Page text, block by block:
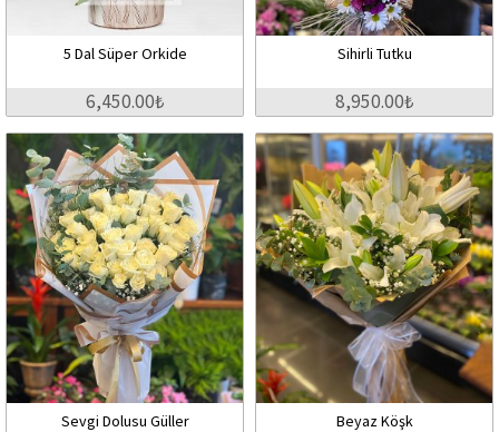
5 Dal Süper Orkide
6,450.00₺
Sihirli Tutku
8,950.00₺
Sevgi Dolusu Güller Beyaz Köşk